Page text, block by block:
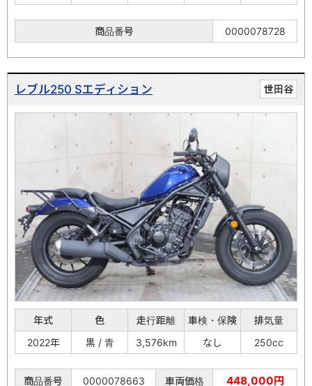
商品番号 0000078728
世田谷
レブル250 Sエディション
年式 色 走行距離 車検・保険
排気量
2022年
黒 / 青 3,576km なし 250cc
商品番号 0000078663 車両価格 448,000円